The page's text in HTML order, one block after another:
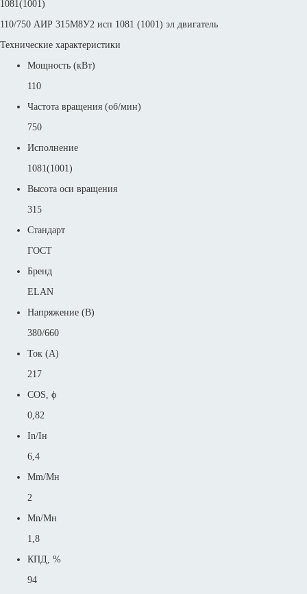
1081(1001)
110/750 АИР 315М8У2 исп 1081 (1001) эл двигатель
Технические характеристики
Мощность (кВт)
110
Частота вращения (об/мин)
750
Исполнение
1081(1001)
Высота оси вращения
315
Стандарт
ГОСТ
Бренд
ELAN
Напряжение (В)
380/660
Ток (А)
217
COS, ϕ
0,82
In/Iн
6,4
Mm/Mн
2
Mn/Mн
1,8
КПД, %
94